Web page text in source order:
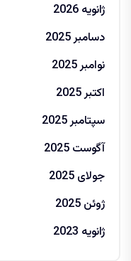
ژانویه 2026
دسامبر 2025
نوامبر 2025
اکتبر 2025
سپتامبر 2025
آگوست 2025
جولای 2025
ژوئن 2025
ژانویه 2023